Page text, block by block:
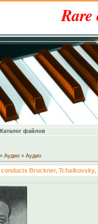
Rare
Каталог файлов
» Аудио » Аудио
Bruckner, Tchaikovsky,